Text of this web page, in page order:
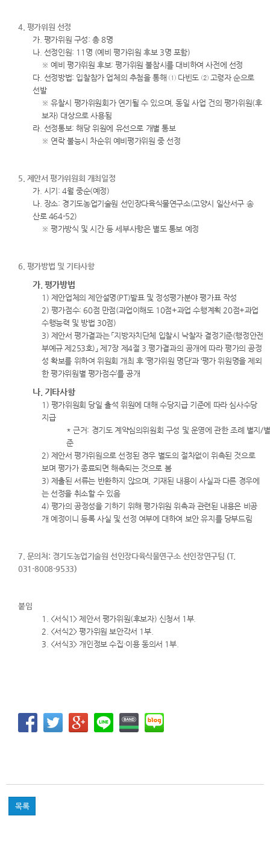
4. 평가위원 선정
가. 평가위원 구성: 총 8명
나. 선정인원: 11명 (예비 평가위원 후보 3명 포함)
※ 예비 평가위원 후보: 평가위원 불참시를 대비하여 사전에 선정
다. 선정방법: 입찰참가 업체의 추첨을 통해 ① 다빈도 ② 고령자 순으로
선발
※ 유찰시 평가위원회가 연기될 수 있으며, 동일 사업 건의 평가위원(후
보자) 대상으로 사용됨
라. 선정통보: 해당 위원에 유선으로 개별 통보
※ 연락 불능시 차순위 예비평가위원 중 선정
5. 제안서 평가위원회 개최일정
가. 시기: 4월 중순(예정)
나. 장소: 경기도농업기술원 선인장다육식물연구소(고양시 일산서구 송
산로 464-52)
※ 평가방식 및 시간 등 세부사항은 별도 통보 예정
6. 평가방법 및 기타사항
가. 평가방법
1) 제안업체의 제안설명(PT)발표 및 정성평가분야 평가표 작성
2) 평가점수: 60점 만점(과업이해도 10점+과업 수행계획 20점+과업
수행능력 및 방법 30점)
3) 제안서 평가결과는 「지방자치단체 입찰시 낙찰자 결정기준(행정안전
부예규 제253호)」 제7장 제4절 3.평가결과의 공개에 따라 평가의 공정
성 확보를 위하여 위원회 개최 후 ‘평가위원 명단’과 ‘평가 위원명을 제외
한 평가위원별 평가점수’를 공개
나. 기타사항
1) 평가위원회 당일 출석 위원에 대해 수당지급 기준에 따라 심사수당
지급
* 근거: 경기도 계약심의위원회 구성 및 운영에 관한 조례 별지/
준
2) 제안서 평가위원으로 선정된 경우 별도의 절차없이 위촉된 것으로
보며 평가가 종료되면 해촉되는 것으로 봄
3) 제출된 서류는 반환하지 않으며, 기재된 내용이 사실과 다른 경우에
는 선정을 취소할 수 있음
4) 평가의 공정성을 기하기 위해 평가위원 위촉과 관련된 내용은 비공
개 예정이니 등록 사실 및 선정 여부에 대하여 보안 유지를 당부드림
7. 문의처: 경기도농업기술원 선인장다육식물연구소 선인장연구팀 (T.
031-8008-9533)
붙임
1. <서식1> 제안서 평가위원(후보자) 신청서 1부.
2. <서식2> 평가위원 보안각서 1부.
3. <서식3> 개인정보 수집·이용 동의서 1부.
목록